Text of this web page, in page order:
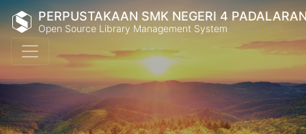
PERPUSTAKAAN SMK NEGERI 4
Open Source Library Management System